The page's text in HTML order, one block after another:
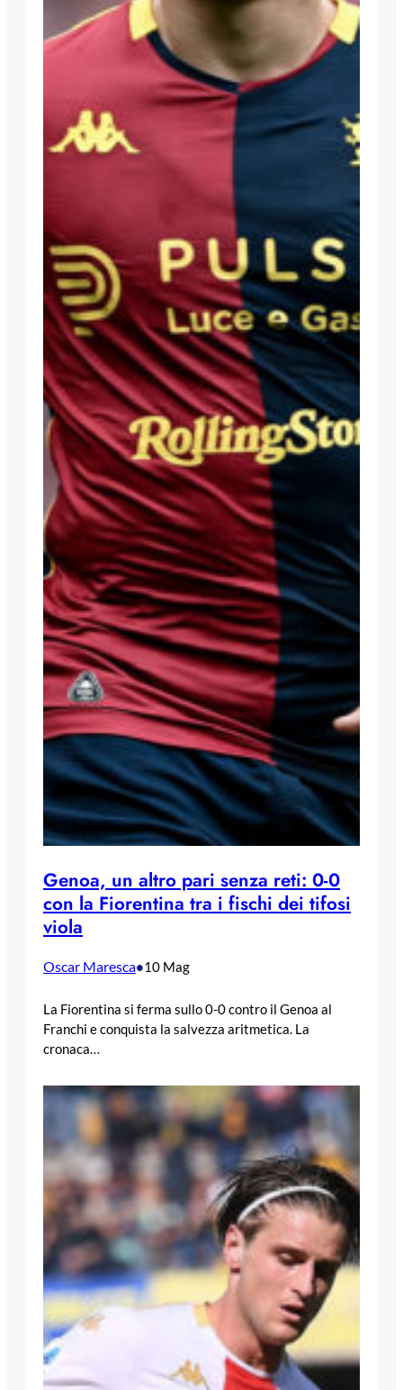
Genoa, un altro pari senza reti: 0-0
con la Fiorentina tra i fischi dei tifosi
viola
Oscar Maresca•10 Mag
La Fiorentina si ferma sullo 0-0 contro il Genoa al
Franchi e conquista la salvezza aritmetica. La
cronaca…